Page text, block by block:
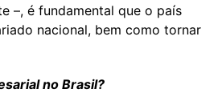
–, é fundamental que o país
nacional, bem como tornar
no Brasil?